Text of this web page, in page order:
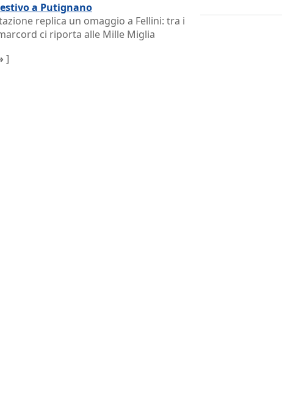
a Putignano
replica un omaggio a Fellini: tra i
ci riporta alle Mille Miglia
]